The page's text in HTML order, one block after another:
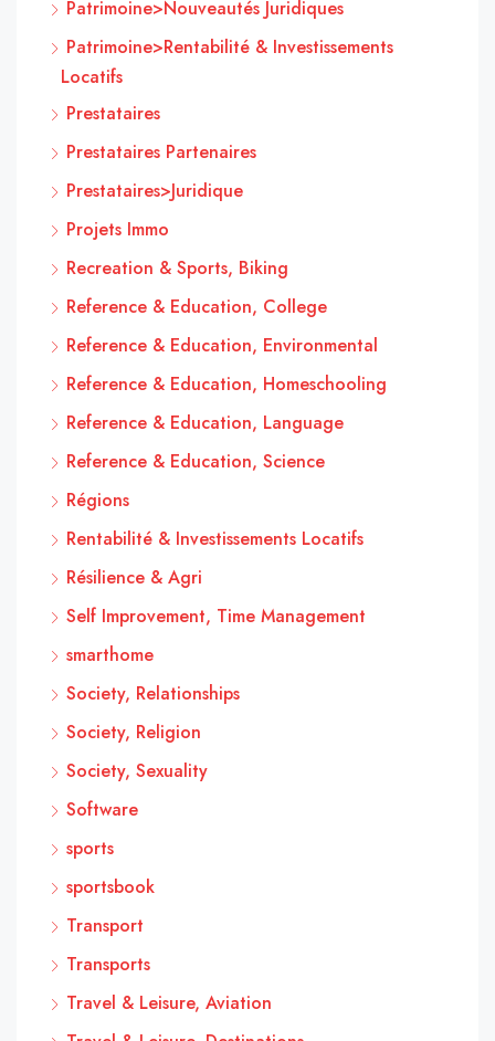
Patrimoine>Nouveautés Juridiques
Patrimoine>Rentabilité & Investissements
Locatifs
Prestataires
Prestataires Partenaires
Prestataires>Juridique
Projets Immo
Recreation & Sports, Biking
Reference & Education, College
Reference & Education, Environmental
Reference & Education, Homeschooling
Reference & Education, Language
Reference & Education, Science
Régions
Rentabilité & Investissements Locatifs
Résilience & Agri
Self Improvement, Time Management
smarthome
Society, Relationships
Society, Religion
Society, Sexuality
Software
sports
sportsbook
Transport
Transports
Travel & Leisure, Aviation